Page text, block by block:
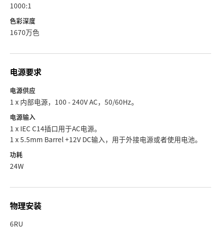
1000:1
色彩深度
1670万色
电源要求
电源供应
1 x 内部电源，100 - 240V AC，50/60Hz。
电源输入
1 x IEC C14插口用于AC电源。
1 x 5.5mm Barrel +12V DC输入，用于外接电源或者使用电池。
功耗
24W
物理安装
6RU